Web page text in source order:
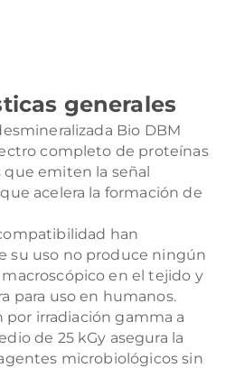
generales
Bio DBM
completo de proteínas
emiten la señal
acelera la formación de
han
su uso no produce ningún
en el tejido y
para uso en humanos.
por irradiación gamma a
de 25 kGy asegura la
microbiológicos sin